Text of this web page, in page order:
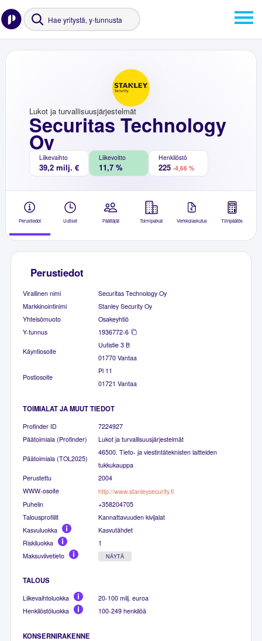
Securitas Technology
Oy
Lukot ja turvallisuusjärjestelmät
Liikevaihto
39,2 milj. €
Liikevoitto
11,7 %
Henkilöstö
225 -4,66 %
Perustiedot Uutiset Päättäjät Toimipaikat Verkkolaskutus Tilinpäätös
Perustiedot
Virallinen nimi
Securitas Technology Oy
Markkinointinimi
Stanley Security Oy
Yhteisömuoto
Osakeyhtiö
Y-tunnus
1936772-6
Käyntiosoite
Uutistie 3 B
01770 Vantaa
Postiosoite
Pl 11
01721 Vantaa
TOIMIALAT JA MUUT TIEDOT
Profinder ID
7224927
Päätoimiala (Profinder)
Lukot ja turvallisuusjärjestelmät
Päätoimiala (TOL2025)
46500. Tieto- ja viestintäteknisten laitteiden
tukkukauppa
Perustettu
2004
WWW-osoite
http://www.stanleysecurity.fi
Puhelin
+358204705
Talousprofiilit
Kannattavuuden kivijalat
Kasvuluokka
Kasvutähdet
Riskiluokka
1
Maksuviivetieto
NÄYTÄ
TALOUS
Liikevaihtoluokka
20-100 milj. euroa
Henkilöstöluokka
100-249 henkilöä
KONSERNIRAKENNE